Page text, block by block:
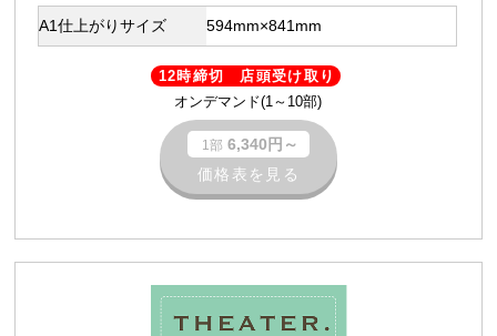
A1仕上がりサイズ 594mm×841mm
12時締切 店頭受け取り
オンデマンド(1～10部)
1部 6,340円～
価格表を見る